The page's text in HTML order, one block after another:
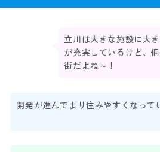
立川は大きな施設に大
が充実しているけど、
街だよね～！
開発が進んでより住みやすくなって